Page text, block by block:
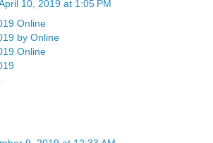
10, 2019 at 1:05 PM
Online
by Online
Online